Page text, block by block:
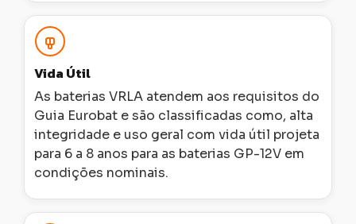
Vida Útil
As baterias VRLA atendem aos requisitos do
Guia Eurobat e são classificadas como, alta
integridade e uso geral com vida útil projeta
para 6 a 8 anos para as baterias GP-12V em
condições nominais.